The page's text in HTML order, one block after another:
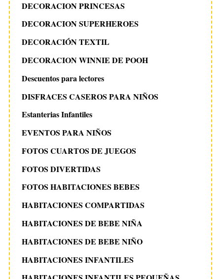
DECORACION PRINCESAS
DECORACION SUPERHEROES
DECORACIÓN TEXTIL
DECORACION WINNIE DE POOH
Descuentos para lectores
DISFRACES CASEROS PARA NIÑOS
Estanterias Infantiles
EVENTOS PARA NIÑOS
FOTOS CUARTOS DE JUEGOS
FOTOS DIVERTIDAS
FOTOS HABITACIONES BEBES
HABITACIONES COMPARTIDAS
HABITACIONES DE BEBE NIÑA
HABITACIONES DE BEBE NIÑO
HABITACIONES INFANTILES